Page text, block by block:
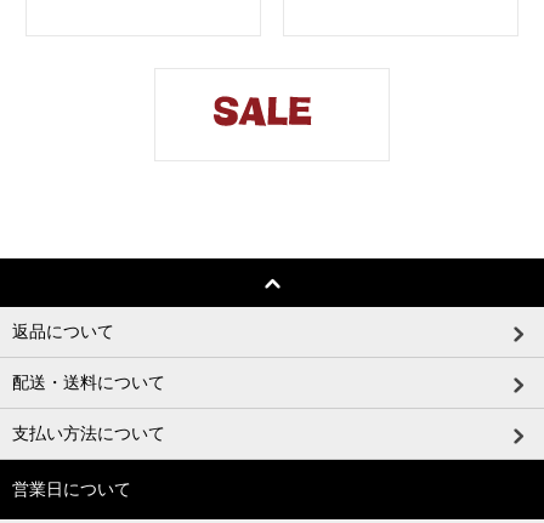
返品について
配送・送料について
支払い方法について
営業日について